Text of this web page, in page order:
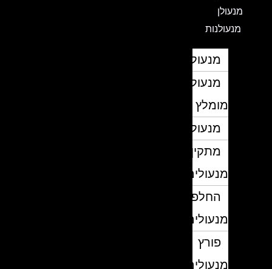
מנעולן
מנעולנות
מנעולן
מנעולן
מומלץ
מנעולנים
מתקין
מנעולים
החלפת
מנעולים
פורץ
מנעולים